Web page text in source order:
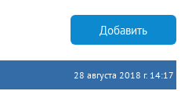
Добавить
28 августа 2018 г. 14:17